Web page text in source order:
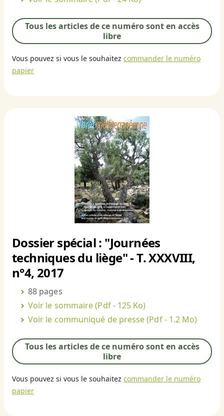
Tous les articles de ce numéro sont en accès
libre
Vous pouvez si vous le souhaitez commander le numéro
papier
Dossier spécial : "Journées
techniques du liège" - T. XXXVIII,
n°4, 2017
88 pages
Voir le sommaire(Pdf - 125 Ko)
Voir le communiqué de presse(Pdf - 1.2 Mo)
Tous les articles de ce numéro sont en accès
libre
Vous pouvez si vous le souhaitez commander le numéro
papier